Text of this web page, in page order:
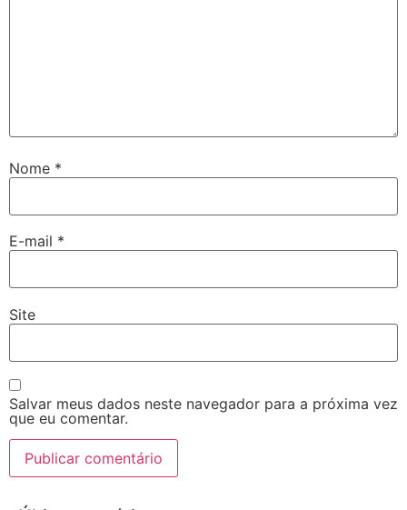
Nome *
E-mail *
Site
Salvar meus dados neste navegador para a próxima vez
que eu comentar.